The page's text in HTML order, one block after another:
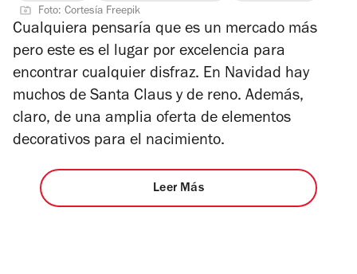
Foto: Cortesía Freepik
Cualquiera pensaría que es un mercado más
pero este es el lugar por excelencia para
encontrar cualquier disfraz. En Navidad hay
muchos de Santa Claus y de reno. Además,
claro, de una amplia oferta de elementos
decorativos para el nacimiento.
Leer Más